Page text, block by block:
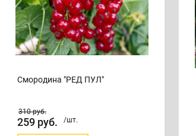
Смородина "РЕД ПУЛ"
310руб.
259 руб. /шт.